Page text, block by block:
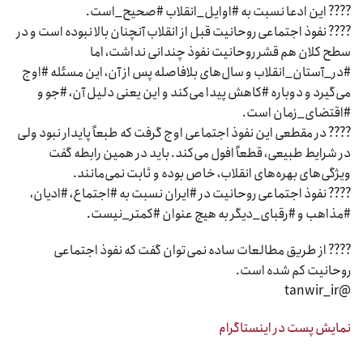
???? این ادعا نسبت به #اوایل_انقلاب #صحیح_است.
???? نفوذ اجتماعی روحانیت قبل از انقلاب آنچنان بالا نبوده است و در
سطح کلان هم قشر روحانیت نفوذ چندانی نداشت، اما
#در_آستان_انقلاب و سال‌های بلافاصله پس از آن، این مسئله #اوج
می‌گیرد و دوباره #کاهش پیدا می‌کند و این یعنی دلیل آن، #جو و
#اقتضای_زمان است.
???? در مقطعی این نفوذ اجتماعی اوج گرفت که طبعاً پایدار نبود ولی
در شرایط طبیعی، قطعاً افول می‌کند. باید در همین رابطه گفت
ویژگی‌های بهره‌های انقلاب، خاص بوده و ثابت نمی‌مانند.
???? نفوذ اجتماعی روحانیت در #ایران نسبت به #اجتماع، #ادیان،
#مذاهب و #رقبای_دیگر به هیچ عنوان #کمتر_نیست.
???? از طریق مطالعات ساده نمی‌توان گفت که نفوذ اجتماعی
روحانیت کم شده است.
@tanwir_ir
نمایش پست در اینستاگرام